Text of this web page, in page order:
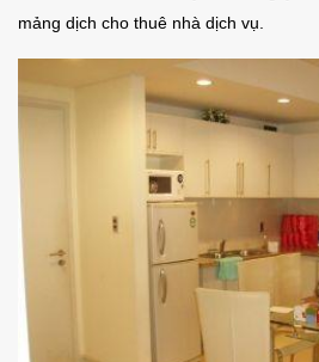
mảng dịch cho thuê nhà dịch vụ.